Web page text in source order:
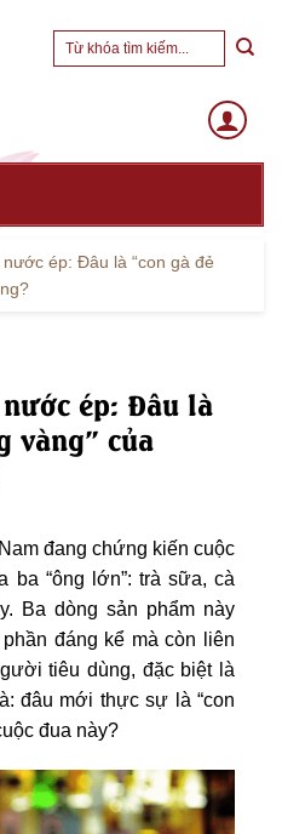
Tìm
ép: Đâu là “con gà đẻ
ép: Đâu là
vàng” của
đang chứng kiến cuộc
ba “ông lớn”: trà sữa, cà
Ba dòng sản phẩm này
đáng kể mà còn liên
tiêu dùng, đặc biệt là
đâu mới thực sự là “con
đua này?